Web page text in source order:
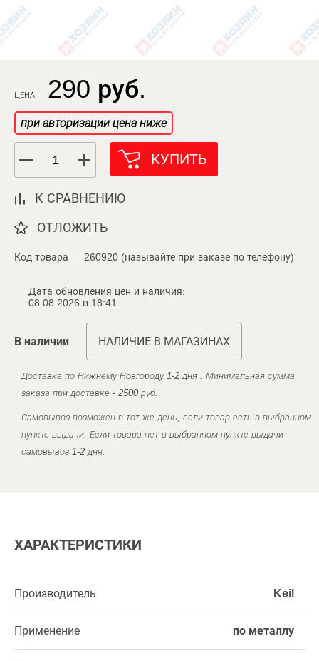
ЦЕНА 290 руб.
при авторизации цена ниже
КУПИТЬ
К СРАВНЕНИЮ
ОТЛОЖИТЬ
Код товара — 260920 (называйте при заказе по телефону)
Дата обновления цен и наличия:
08.08.2026 в 18:41
В наличии НАЛИЧИЕ В МАГАЗИНАХ
Доставка по Нижнему Новгороду 1-2 дня . Минимальная сумма
заказа при доставке - 2500 руб.
Самовывоз возможен в тот же день, если товар есть в выбранном
пункте выдачи. Если товара нет в выбранном пункте выдачи -
самовывоз 1-2 дня.
ХАРАКТЕРИСТИКИ
Производитель Keil
Применение по металлу